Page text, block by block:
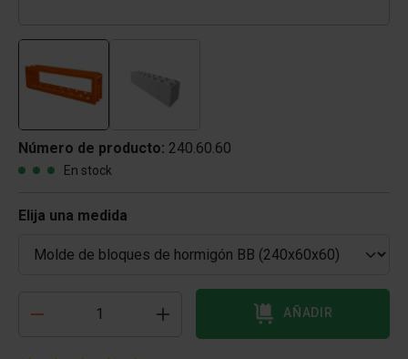
Número de producto: 240.60.60
En stock
Elija una medida
AÑADIR